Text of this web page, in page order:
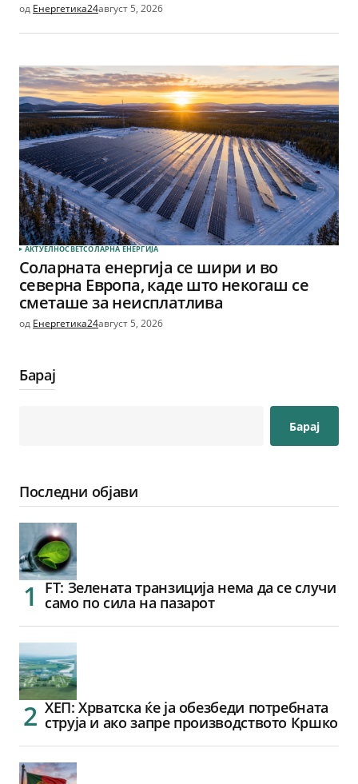
од Енергетика24август 5, 2026
АКТУЕЛНОСВЕТСОЛАРНА EНЕРГИЈА
Соларната енергија се шири и во
северна Европа, каде што некогаш се
сметаше за неисплатлива
од Енергетика24август 5, 2026
Барај
Барај
Последни објави
FT: Зелената транзиција нема да се случи
само по сила на пазарот
ХЕП: Хрватска ќе ја обезбеди потребната
струја и ако запре производството Кршко